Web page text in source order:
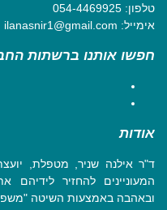
טלפון:054-4469925
אימייל:ilanasnir1@gmail.com
חפשו אותנו ברשתות
Facebook
YouTube
אודות
ד"ר אילנה שניר, מטפלת, יועצת
המעוניינים להחזיר לידיהם
ובאהבה באמצעות השיטה